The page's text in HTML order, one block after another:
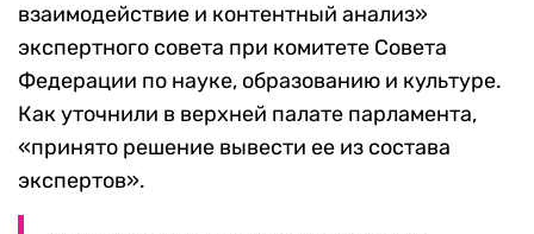
взаимодействие и контентный анализ»
экспертного совета при комитете Совета
Федерации по науке, образованию и культуре.
Как уточнили в верхней палате парламента,
«принято решение вывести ее из состава
экспертов».